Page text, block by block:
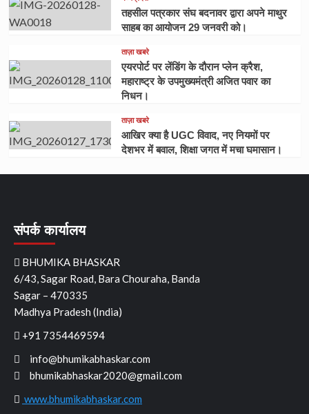
तहसील पत्रकार संघ बदनावर द्वारा अपने माथुर
साहब का आयोजन 29 जनवरी को।
ताज़ा खबरे
एयरपोर्ट पर लेंडिंग के दौरान प्लेन क्रैश,
महाराष्ट्र के उपमुख्यमंत्री अजित पवार का
निधन।
ताज़ा खबरे
आखिर क्या है UGC विवाद, नए नियमों पर
देशभर में बवाल, शिक्षा जगत में मचा घमासान।
संपर्क कार्यालय
BHUMIKA BHASKAR
6/43, Sagar Road, Bara Chouraha, Banda
Sagar – 470335
Madhya Pradesh (India)
+91 7354469594
info@bhumikabhaskar.com
bhumikabhaskar2020@gmail.com
www.bhumikabhaskar.com